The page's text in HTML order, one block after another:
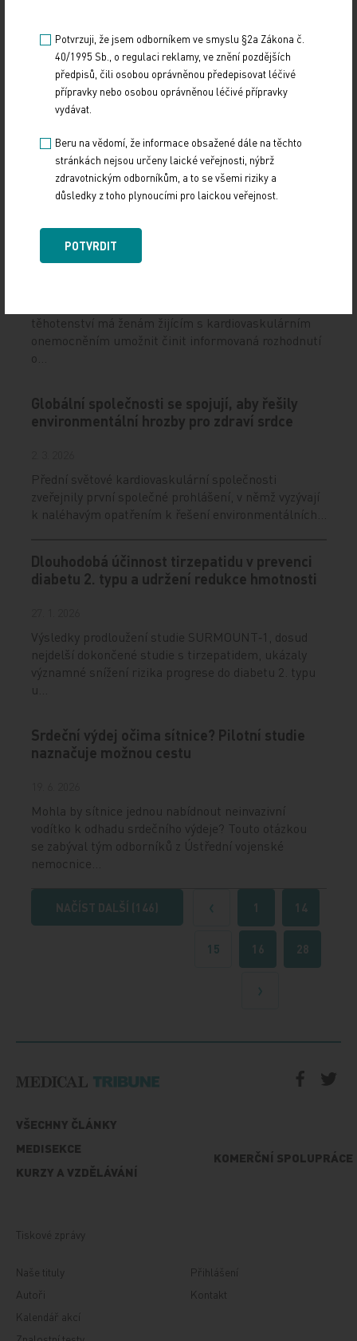
Od reflexního kladívka k cílené léčbě mozku
29. 4. 2026
tempem, které nelze vysvětlit jen stárnutím
populace. Od roku 1990 vzrostl výskyt Alzheimerovy
nemoci a…
ESC vydává nová doporučení k managementu
těhotenství u žen s KVO
těhotenství má ženám žijícím s kardiovaskulárním
onemocněním umožnit činit informovaná rozhodnutí
o…
Globální společnosti se spojují, aby řešily
environmentální hrozby pro zdraví srdce
Přední světové kardiovaskulární společnosti
zveřejnily první společné prohlášení, v němž vyzývají
k naléhavým opatřením k řešení environmentálních…
Dlouhodobá účinnost tirzepatidu v prevenci
diabetu 2. typu a udržení redukce hmotnosti
Výsledky prodloužení studie SURMOUNT‑1, dosud
nejdelší dokončené studie s tirzepatidem, ukázaly
významné snížení rizika progrese do diabetu 2. typu
u…
Srdeční výdej očima sítnice? Pilotní studie
naznačuje možnou cestu
Mohla by sítnice jednou nabídnout neinvazivní
vodítko k odhadu srdečního výdeje? Touto otázkou
se zabýval tým odborníků z Ústřední vojenské
nemocnice…
NAČÍST DALŠÍ (146) Předchozí1 14
15 16 28
Další
VŠECHNY ČLÁNKY
MEDISEKCE
KURZY A VZDĚLÁVÁNÍ
KOMERČNÍ SPOLUPRÁCE
Tiskové zprávy
Naše tituly
Autoři
Kalendář akcí
Přihlášení
Kontakt
Potvrzuji, že jsem odborníkem ve smyslu §2a Zákona č.
40/1995 Sb., o regulaci reklamy, ve znění pozdějších
předpisů, čili osobou oprávněnou předepisovat léčivé
přípravky nebo osobou oprávněnou léčivé přípravky
vydávat.
Beru na vědomí, že informace obsažené dále na těchto
stránkách nejsou určeny laické veřejnosti, nýbrž
zdravotnickým odborníkům, a to se všemi riziky a
důsledky z toho plynoucími pro laickou veřejnost.
POTVRDIT